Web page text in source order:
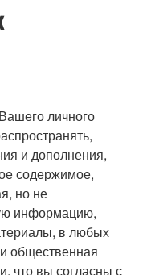
личного
и дополнения,
содержимое,
но не
информацию,
в любых
общественная
что вы согласны с